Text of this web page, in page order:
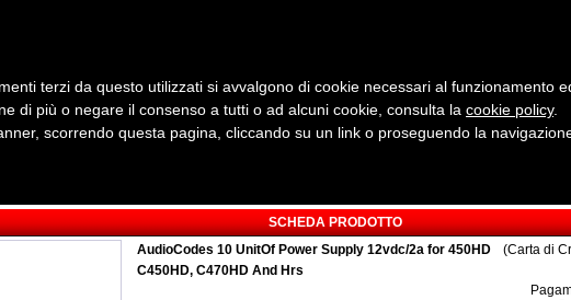
Cerca:
Video Energia Sicurezza e Automazione Servizi
Robotica
SCHEDA PRODOTTO
AudioCodes 10 UnitOf Power Supply 12vdc/2a for 450HD (Carta di
C450HD, C470HD And Hrs
terzi da questo utilizzati si avvalgono di cookie necessari al funzionamento
di più o negare il consenso a tutti o ad alcuni cookie, consulta la cookie policy.
scorrendo questa pagina, cliccando su un link o proseguendo la